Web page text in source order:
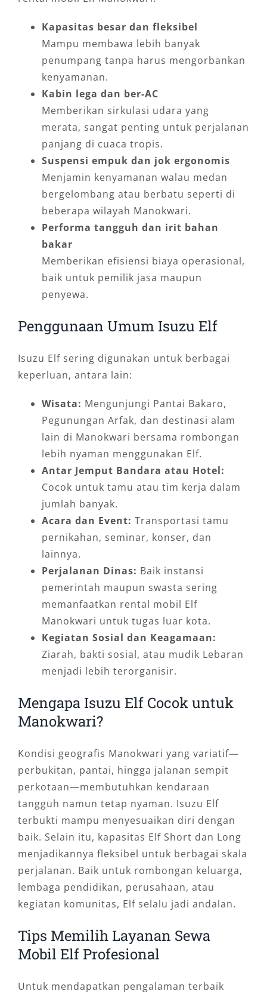
Kapasitas besar dan fleksibel
Mampu membawa lebih banyak
penumpang tanpa harus mengorbankan
kenyamanan.
Kabin lega dan ber-AC
Memberikan sirkulasi udara yang
merata, sangat penting untuk perjalanan
panjang di cuaca tropis.
Suspensi empuk dan jok ergonomis
Menjamin kenyamanan walau medan
bergelombang atau berbatu seperti di
beberapa wilayah Manokwari.
Performa tangguh dan irit bahan
bakar
Memberikan efisiensi biaya operasional,
baik untuk pemilik jasa maupun
penyewa.
Penggunaan Umum Isuzu Elf
Isuzu Elf sering digunakan untuk berbagai
keperluan, antara lain:
Wisata: Mengunjungi Pantai Bakaro,
Pegunungan Arfak, dan destinasi alam
lain di Manokwari bersama rombongan
lebih nyaman menggunakan Elf.
Antar Jemput Bandara atau Hotel:
Cocok untuk tamu atau tim kerja dalam
jumlah banyak.
Acara dan Event: Transportasi tamu
pernikahan, seminar, konser, dan
lainnya.
Perjalanan Dinas: Baik instansi
pemerintah maupun swasta sering
memanfaatkan rental mobil Elf
Manokwari untuk tugas luar kota.
Kegiatan Sosial dan Keagamaan:
Ziarah, bakti sosial, atau mudik Lebaran
menjadi lebih terorganisir.
Mengapa Isuzu Elf Cocok untuk
Manokwari?
Kondisi geografis Manokwari yang variatif—
perbukitan, pantai, hingga jalanan sempit
perkotaan—membutuhkan kendaraan
tangguh namun tetap nyaman. Isuzu Elf
terbukti mampu menyesuaikan diri dengan
baik. Selain itu, kapasitas Elf Short dan Long
menjadikannya fleksibel untuk berbagai skala
perjalanan. Baik untuk rombongan keluarga,
lembaga pendidikan, perusahaan, atau
kegiatan komunitas, Elf selalu jadi andalan.
Tips Memilih Layanan Sewa
Mobil Elf Profesional
Untuk mendapatkan pengalaman terbaik